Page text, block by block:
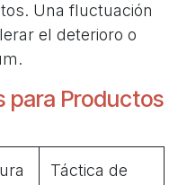
Una fluctuación
el deterioro o
para Productos
Táctica de